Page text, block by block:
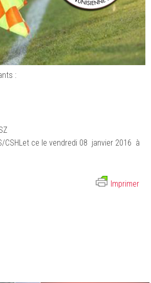
:
CSHLet ce le vendredi 08 janvier 2016 à
Imprimer